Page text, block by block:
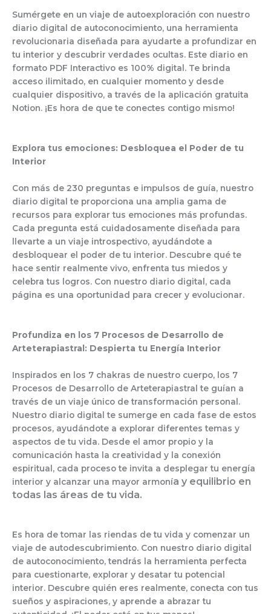
Sumérgete en un viaje de autoexploración con nuestro
diario digital de autoconocimiento, una herramienta
revolucionaria diseñada para ayudarte a profundizar en
tu interior y descubrir verdades ocultas. Este diario en
formato PDF Interactivo es 100% digital. Te brinda
acceso ilimitado, en cualquier momento y desde
cualquier dispositivo, a través de la aplicación gratuita
Notion. ¡Es hora de que te conectes contigo mismo!
Explora tus emociones: Desbloquea el Poder de tu
Interior
Con más de 230 preguntas e impulsos de guía, nuestro
diario digital te proporciona una amplia gama de
recursos para explorar tus emociones más profundas.
Cada pregunta está cuidadosamente diseñada para
llevarte a un viaje introspectivo, ayudándote a
desbloquear el poder de tu interior. Descubre qué te
hace sentir realmente vivo, enfrenta tus miedos y
celebra tus logros. Con nuestro diario digital, cada
página es una oportunidad para crecer y evolucionar.
Profundiza en los 7 Procesos de Desarrollo de
Arteterapiastral: Despierta tu Energía Interior
Inspirados en los 7 chakras de nuestro cuerpo, los 7
Procesos de Desarrollo de Arteterapiastral te guían a
través de un viaje único de transformación personal.
Nuestro diario digital te sumerge en cada fase de estos
procesos, ayudándote a explorar diferentes temas y
aspectos de tu vida. Desde el amor propio y la
comunicación hasta la creatividad y la conexión
espiritual, cada proceso te invita a desplegar tu energía
interior y alcanzar una mayor armonía y equilibrio en
todas las áreas de tu vida.
Es hora de tomar las riendas de tu vida y comenzar un
viaje de autodescubrimiento. Con nuestro diario digital
de autoconocimiento, tendrás la herramienta perfecta
para cuestionarte, explorar y desatar tu potencial
interior. Descubre quién eres realmente, conecta con tus
sueños y aspiraciones, y aprende a abrazar tu